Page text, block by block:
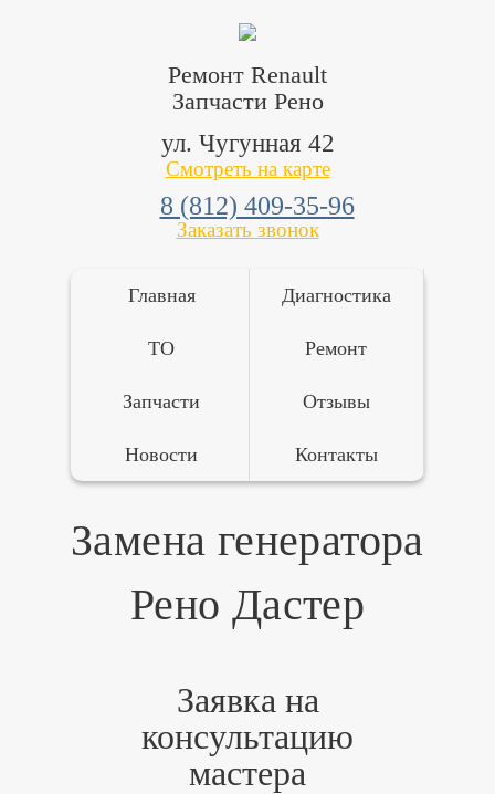
Ремонт Renault
Запчасти Рено
ул. Чугунная 42
Смотреть на карте
8 (812) 409-35-96
Заказать звонок
Главная
ТО
Диагностика
Ремонт
Запчасти Отзывы
Новости Контакты
Замена генератора
Рено Дастер
Заявка на
консультацию
мастера